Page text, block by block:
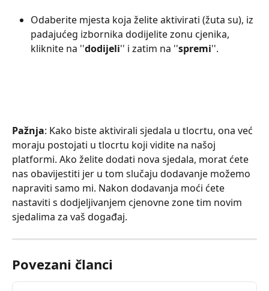
Odaberite mjesta koja želite aktivirati (žuta su), iz
padajućeg izbornika dodijelite zonu cjenika,
kliknite na ''dodijeli'' i zatim na ''spremi''.
Pažnja: Kako biste aktivirali sjedala u tlocrtu, ona već
moraju postojati u tlocrtu koji vidite na našoj
platformi. Ako želite dodati nova sjedala, morat ćete
nas obavijestiti jer u tom slučaju dodavanje možemo
napraviti samo mi. Nakon dodavanja moći ćete
nastaviti s dodjeljivanjem cjenovne zone tim novim
sjedalima za vaš događaj.
Povezani članci